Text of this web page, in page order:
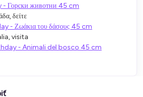
Горски животни 45 cm
δείτε
- Ζωάκια του δάσους 45 cm
visita
- Animali del bosco 45 cm